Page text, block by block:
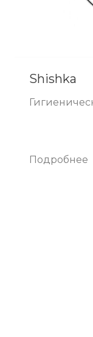
Shishka
Подробнее